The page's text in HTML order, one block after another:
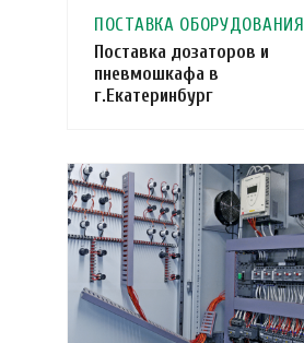
ПОСТАВКА ОБОРУДОВАНИЯ
Поставка дозаторов и
пневмошкафа в
г.Екатеринбург